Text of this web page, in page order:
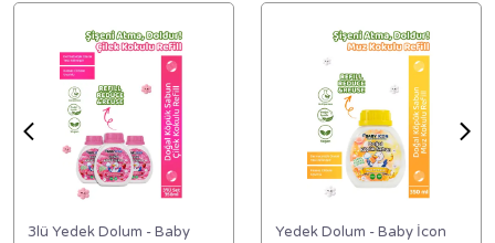
3lü Yedek Dolum - Baby
Yedek Dolum - Baby İcon